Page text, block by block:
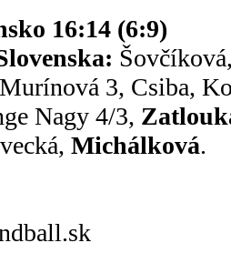
16:14 (6:9)
3, Csiba,
Nagy 4/3,
Michálková.